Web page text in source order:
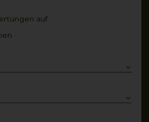
auf